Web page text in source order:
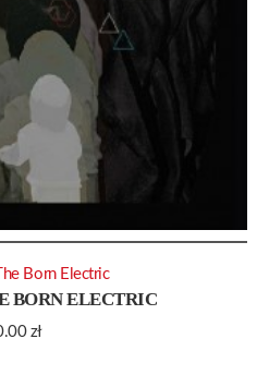
BORN ELECTRIC
zł
Born Electric